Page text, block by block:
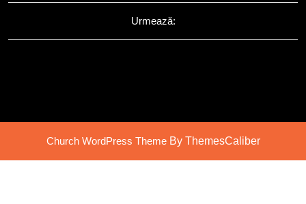
Urmează:
Church WordPress ThemeBy ThemesCaliber